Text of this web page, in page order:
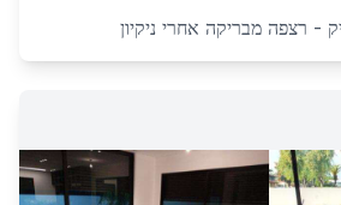
- רצפה מבריקה אחרי ניקיון